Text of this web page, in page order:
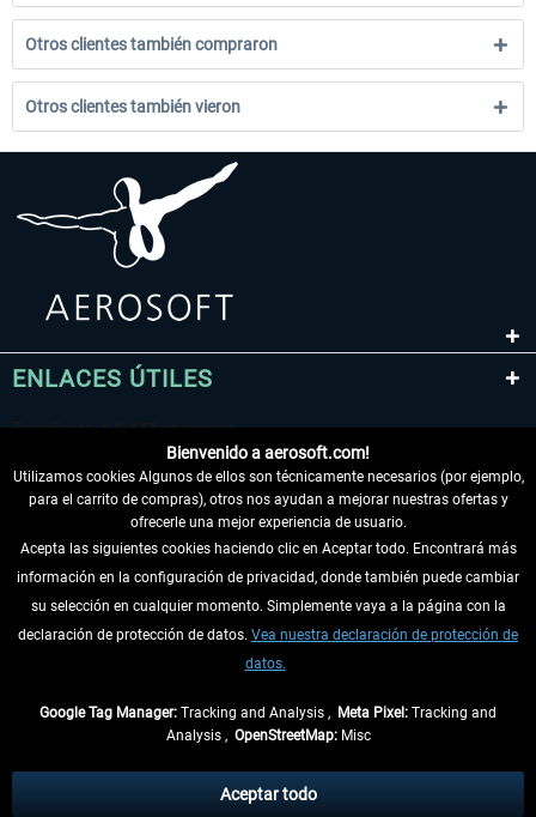
Otros clientes también compraron
Otros clientes también vieron
ENLACES ÚTILES
DESISTIR DEL CONTRATO
INFORMACIÓN
tasas de recepción si no se describe lo contrario
Bienvenido a aerosoft.com!
Utilizamos cookies Algunos de ellos son técnicamente necesarios (por ejemplo,
para el carrito de compras), otros nos ayudan a mejorar nuestras ofertas y
ofrecerle una mejor experiencia de usuario.
Acepta las siguientes cookies haciendo clic en Aceptar todo. Encontrará más
información en la configuración de privacidad, donde también puede cambiar
su selección en cualquier momento. Simplemente vaya a la página con la
declaración de protección de datos. Vea nuestra declaración de protección de
datos.
Google Tag Manager: Tracking and Analysis , Meta Pixel: Tracking and
Analysis , OpenStreetMap:Misc
Aceptar todo